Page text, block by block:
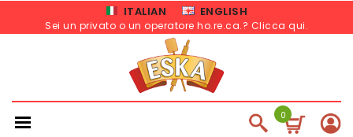
ITALIAN ENGLISH
Sei un privato o un operatore ho.re.ca.? Clicca qui.
0